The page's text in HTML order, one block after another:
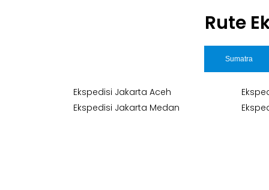
Rute
Sumatra
Ekspedisi Jakarta Aceh
Ekspedisi Jakarta Medan